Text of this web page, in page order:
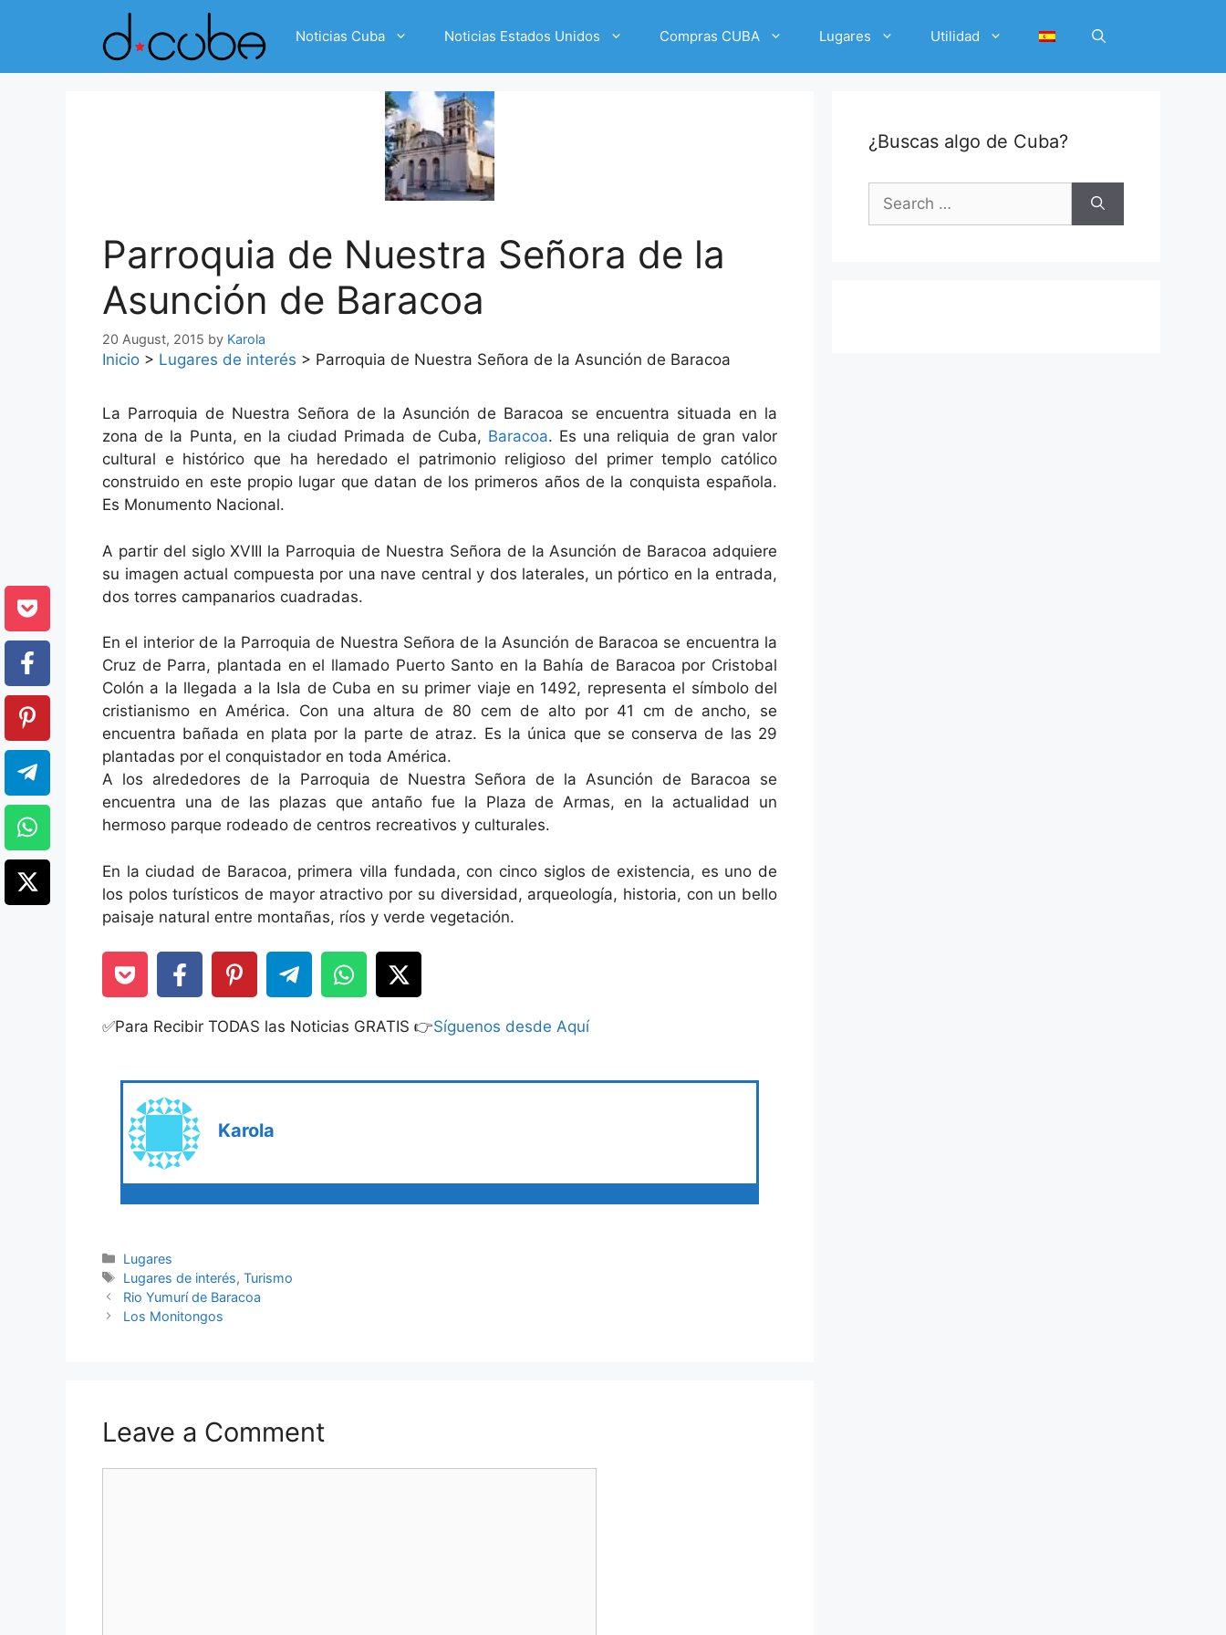
Noticias Cuba Noticias Estados Unidos Compras CUBA Lugares Utilidad
Parroquia de Nuestra Señora de la
Asunción de Baracoa
20 August, 2015 by Karola
Inicio > Lugares de interés > Parroquia de Nuestra Señora de la Asunción de Baracoa
La Parroquia de Nuestra Señora de la Asunción de Baracoa se encuentra situada en la
zona de la Punta, en la ciudad Primada de Cuba, Baracoa. Es una reliquia de gran valor
cultural e histórico que ha heredado el patrimonio religioso del primer templo católico
construido en este propio lugar que datan de los primeros años de la conquista española.
Es Monumento Nacional.
A partir del siglo XVIII la Parroquia de Nuestra Señora de la Asunción de Baracoa adquiere
su imagen actual compuesta por una nave central y dos laterales, un pórtico en la entrada,
dos torres campanarios cuadradas.
En el interior de la Parroquia de Nuestra Señora de la Asunción de Baracoa se encuentra la
Cruz de Parra, plantada en el llamado Puerto Santo en la Bahía de Baracoa por Cristobal
Colón a la llegada a la Isla de Cuba en su primer viaje en 1492, representa el símbolo del
cristianismo en América. Con una altura de 80 cem de alto por 41 cm de ancho, se
encuentra bañada en plata por la parte de atraz. Es la única que se conserva de las 29
plantadas por el conquistador en toda América.
A los alrededores de la Parroquia de Nuestra Señora de la Asunción de Baracoa se
encuentra una de las plazas que antaño fue la Plaza de Armas, en la actualidad un
hermoso parque rodeado de centros recreativos y culturales.
En la ciudad de Baracoa, primera villa fundada, con cinco siglos de existencia, es uno de
los polos turísticos de mayor atractivo por su diversidad, arqueología, historia, con un bello
paisaje natural entre montañas, ríos y verde vegetación.
✅Para Recibir TODAS las Noticias GRATIS 👉Síguenos desde Aquí
Karola
Categories
Lugares
Tags
Lugares de interés,Turismo
Rio Yumurí de Baracoa
Los Monitongos
Leave a Comment
¿Buscas algo de Cuba?
Search
for: